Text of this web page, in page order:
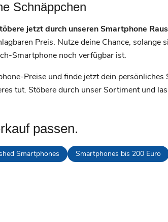
Schnäppchen
jetzt durch unseren Smartphone
Preis. Nutze deine Chance, solange
Smartphone noch verfügbar ist.
Preise und finde jetzt dein persönliches
tut. Stöbere durch unser Sortiment und
passen.
Smartphones Smartphones bis 200 Euro